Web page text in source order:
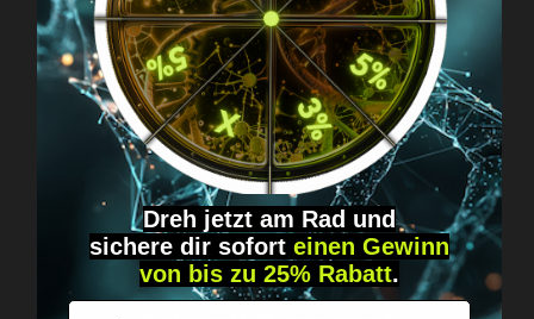
Fragen? Schreib uns!
Diskret, direkt &
persönlich.
Weltweiter Versand
Dreh jetzt am Rad und
sichere dir sofort einen Gewinn
von bis zu 25% Rabatt.
Vorname